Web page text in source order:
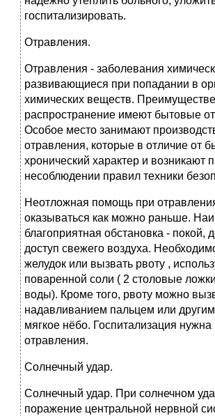
госпитализировать.
Отравления.
Отравления - заболевания
развивающиеся при попадании в
химических веществ.
распространение имеют бытовые
Особое место занимают
отравления, которые в отличие от
хронический характер и возникают
несоблюдении правил техники
Неотложная помощь при
оказываться как можно раньше.
благоприятная обстановка - покой,
доступ свежего воздуха.
желудок или вызвать рвоту ,
поваренной соли ( 2 столовые
воды). Кроме того, рвоту можно
надавливанием пальцем или
мягкое нёбо. Госпитализация
отравления.
Солнечный удар.
Солнечный удар. При солнечном
поражение центральной нервной